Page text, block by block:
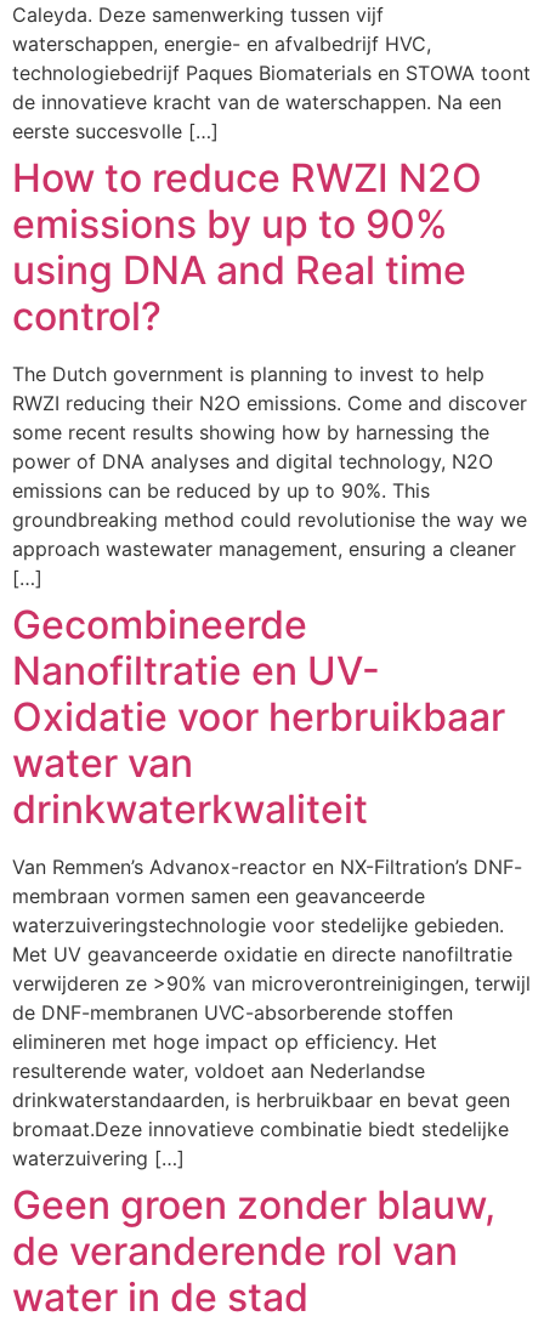
Caleyda. Deze samenwerking tussen vijf
waterschappen, energie- en afvalbedrijf HVC,
technologiebedrijf Paques Biomaterials en STOWA toont
de innovatieve kracht van de waterschappen. Na een
eerste succesvolle […]
How to reduce RWZI N2O
emissions by up to 90%
using DNA and Real time
control?
The Dutch government is planning to invest to help
RWZI reducing their N2O emissions. Come and discover
some recent results showing how by harnessing the
power of DNA analyses and digital technology, N2O
emissions can be reduced by up to 90%. This
groundbreaking method could revolutionise the way we
approach wastewater management, ensuring a cleaner
[…]
Gecombineerde
Nanofiltratie en UV-
Oxidatie voor herbruikbaar
water van
drinkwaterkwaliteit
Van Remmen’s Advanox-reactor en NX-Filtration’s DNF-
membraan vormen samen een geavanceerde
waterzuiveringstechnologie voor stedelijke gebieden.
Met UV geavanceerde oxidatie en directe nanofiltratie
verwijderen ze >90% van microverontreinigingen, terwijl
de DNF-membranen UVC-absorberende stoffen
elimineren met hoge impact op efficiency. Het
resulterende water, voldoet aan Nederlandse
drinkwaterstandaarden, is herbruikbaar en bevat geen
bromaat.Deze innovatieve combinatie biedt stedelijke
waterzuivering […]
Geen groen zonder blauw,
de veranderende rol van
water in de stad